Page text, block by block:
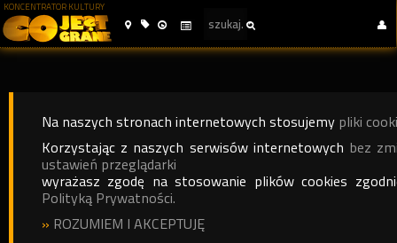
KONCENTRATOR KULTURY
Na naszych stronach internetowych stosujemy pliki
Korzystając z naszych serwisów internetowych bez
ustawień przeglądarki
wyrażasz zgodę na stosowanie plików cookies
Polityką Prywatności.
» ROZUMIEM I AKCEPTUJĘ